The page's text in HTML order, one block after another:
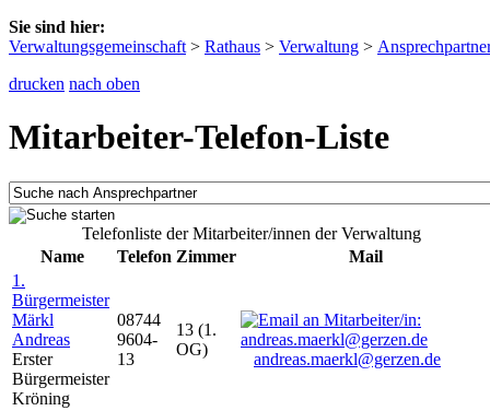
Sie sind hier:
Verwaltungsgemeinschaft > Rathaus > Verwaltung >
drucken nach oben
Mitarbeiter-Telefon-Liste
Telefonliste der Mitarbeiter/innen der Verwaltung
Name
Telefon Zimmer
Mail
1.
Bürgermeister
Märkl
Andreas
Erster
Bürgermeister
Kröning
08744
9604-
13
13 (1.
OG)
andreas.maerkl@gerzen.de